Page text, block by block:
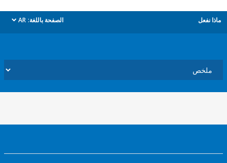
الصفحة باللغة: AR
dropdown